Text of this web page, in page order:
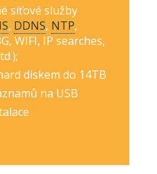
síťové služby
, DDNS, NTP,
WIFI, IP searches,
diskem do 14TB
na USB